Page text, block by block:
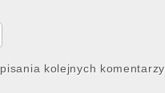
kolejnych komentarzy.